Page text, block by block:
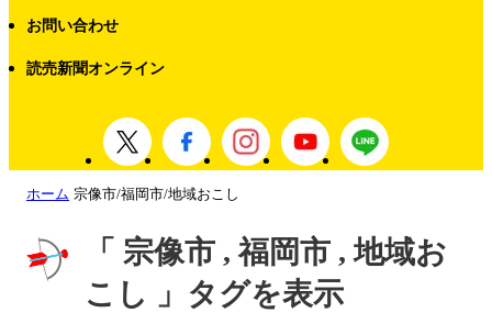
お問い合わせ
読売新聞オンライン
ホーム 宗像市/福岡市/地域おこし
「 宗像市 , 福岡市 , 地域お
こし 」タグを表示